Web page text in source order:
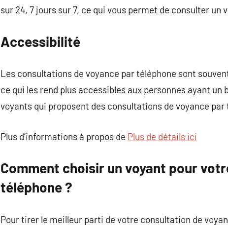
sur 24, 7 jours sur 7, ce qui vous permet de consulter un
Accessibilité
Les consultations de voyance par téléphone sont
ce qui les rend plus accessibles aux personnes ayant
voyants qui proposent des consultations de voyance
Plus d’informations à propos de Plus de détails ici
Comment choisir un voyant pour
téléphone ?
Pour tirer le meilleur parti de votre consultation de